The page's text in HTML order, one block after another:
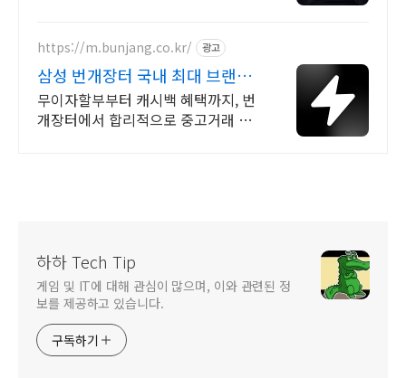
https://m.bunjang.co.kr/ 광고
삼성 번개장터 국내 최대 브랜드
중고거래
무이자할부부터 캐시백 혜택까지, 번
개장터에서 합리적으로 중고거래 하
하하 Tech Tip
게임 및 IT에 대해 관심이 많으며, 이와 관련된 정
보를 제공하고 있습니다.
구독하기